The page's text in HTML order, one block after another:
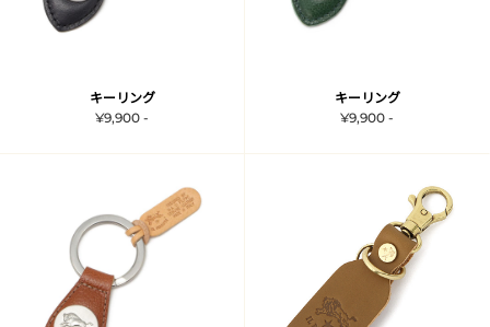
キーリング
¥9,900 -
キーリング
¥9,900 -